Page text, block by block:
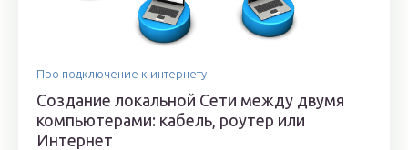
Про подключение к интернету
Создание локальной Сети между двумя
компьютерами: кабель, роутер или
Интернет